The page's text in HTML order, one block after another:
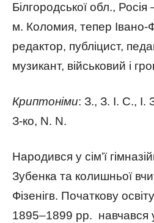
Білгородської обл.,
м. Коломия, тепер Івано-
редактор, публіцист,
музикант, військовий і
Криптоніми: З., З. І. С., І.
З-ко, N. N.
Народився у сім’ї
Зубенка та колишньої
Фізенігв. Початкову
1895–1899 рр. навчався